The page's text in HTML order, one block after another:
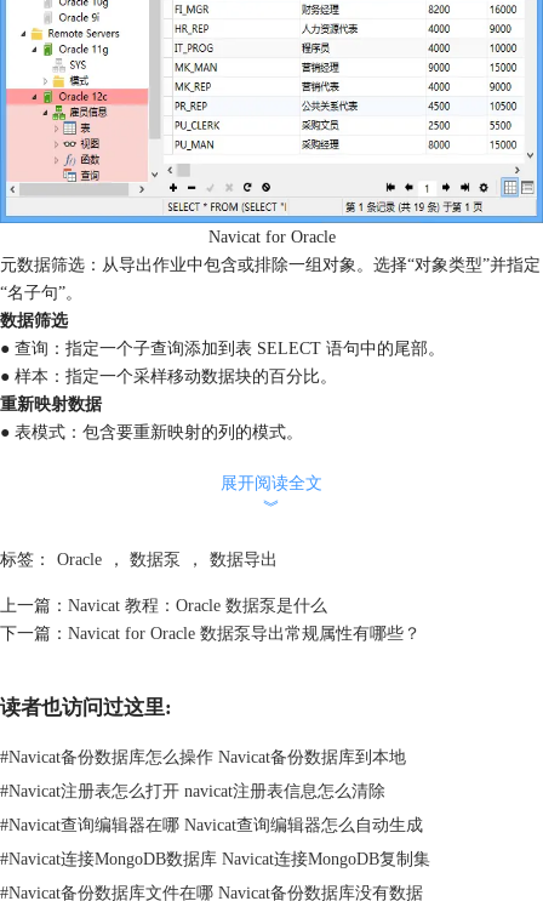
Navicat for Oracle
元数据筛选：从导出作业中包含或排除一组对象。选择“对象类型”并指定
“名子句”。
数据筛选
● 查询：指定一个子查询添加到表 SELECT 语句中的尾部。
● 样本：指定一个采样移动数据块的百分比。
重新映射数据
● 表模式：包含要重新映射的列的模式。
● 列名：要重新映射的列的名。
● 包函数：一个 PL/SQL 包函数，用于调用来为指定列修改数据。
加密
加密内容：指定转储文件集中要加密的。
ENCRYPTED_COLUMNS_ONLY
METADATA_ONLY
只有元数据以加密格式写入转储
加密算法：识别应使用哪个加密算法进行加密。
加密模式
允许在没有任何一个数据库管理员（DBA）干预的
转储文件集，提供可用的所需Oracle加密钱夹。
展开阅读全文
︾
标签： Oracle ， 数据泵 ， 数据导出
上一篇： Navicat 教程：Oracle 数据泵是什么
下一篇： Navicat for Oracle 数据泵导出常规属性有哪些？
读者也访问过这里:
#Navicat备份数据库怎么操作 Navicat备份数据库到本地
#Navicat注册表怎么打开 navicat注册表信息怎么清除
#Navicat查询编辑器在哪 Navicat查询编辑器怎么自动生成
#Navicat连接MongoDB数据库 Navicat连接MongoDB复制集
#Navicat备份数据库文件在哪 Navicat备份数据库没有数据